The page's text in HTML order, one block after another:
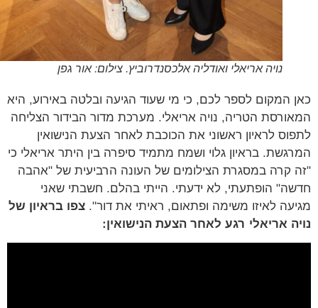
נויה אריאלי ואודליה אלכסנדרוביץ. צילום: אור גפן
המקום לספר לכם, כי מי שעוד הגיעה ובלטה באירוע, היא
הטריה, נויה אריאלי. מערכת מדור הבידור הצליחה
לראיון ראשוני את הכוכבת לאחר הצעת הנישואין
בראיון גלוי ושמח מתמיד סיפרה בין היתר אריאלי כי
קרה במסגרת הצילומים של העונה הרביעית של "אהבה
הופתעתי, לא ידעתי. הייתי בהלם. חשבתי שאני
לאיזו משימה ופתאום, ראיתי את דור".צפו בראיון של
אריאלי רגע לאחר הצעת הנישואין: